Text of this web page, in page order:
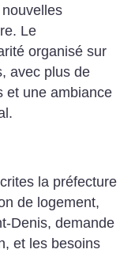
Le
organisé sur
avec plus de
et une ambiance
la préfecture
de logement,
Denis, demande
et les besoins